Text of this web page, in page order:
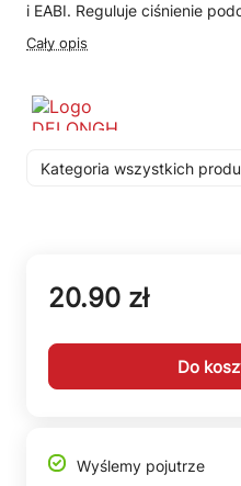
i EABI. Reguluje ciśnienie
Cały opis
Kategoria wszystkich
20.90 zł
Do
Wyślemy pojutrze